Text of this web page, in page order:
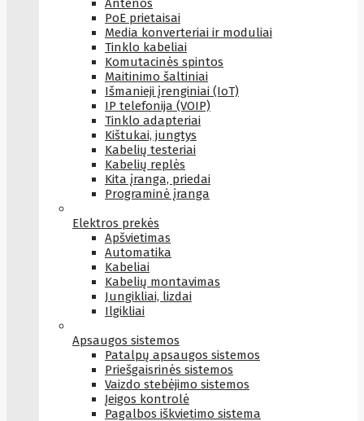
Antenos
PoE prietaisai
Media konverteriai ir moduliai
Tinklo kabeliai
Komutacinės spintos
Maitinimo šaltiniai
Išmanieji įrenginiai (IoT)
IP telefonija (VOIP)
Tinklo adapteriai
Kištukai, jungtys
Kabelių testeriai
Kabelių replės
Kita įranga, priedai
Programinė įranga
Elektros prekės
Apšvietimas
Automatika
Kabeliai
Kabelių montavimas
Jungikliai, lizdai
Ilgikliai
Apsaugos sistemos
Patalpų apsaugos sistemos
Priešgaisrinės sistemos
Vaizdo stebėjimo sistemos
Įeigos kontrolė
Pagalbos iškvietimo sistema